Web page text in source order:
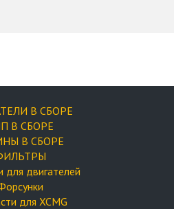
В СБОРЕ
В СБОРЕ
В СБОРЕ
для двигателей
для XCMG